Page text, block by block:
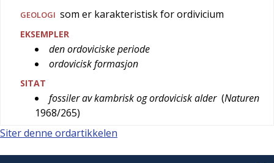
GEOLOGI som er karakteristisk for ordivicium
EKSEMPLER
den ordoviciske periode
ordovicisk formasjon
SITAT
fossiler av kambrisk og ordovicisk alder (Naturen
1968/265)
Siter denne ordartikkelen